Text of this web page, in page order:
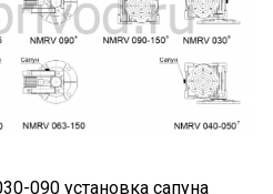
090 установка сапуна